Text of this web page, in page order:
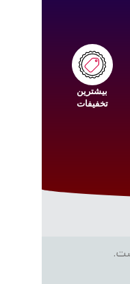
بیشترین
تخفیفات